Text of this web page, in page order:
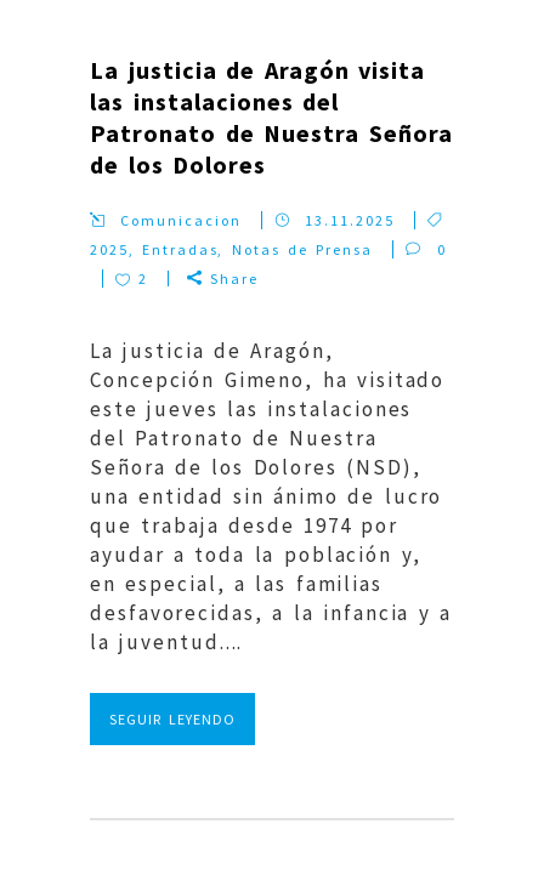
La justicia de Aragón visita
las instalaciones del
Patronato de Nuestra Señora
de los Dolores
Comunicacion
13.11.2025
2025,Entradas, Notas de Prensa
0
2
Share
La justicia de Aragón,
Concepción Gimeno, ha visitado
este jueves las instalaciones
del Patronato de Nuestra
Señora de los Dolores (NSD),
una entidad sin ánimo de lucro
que trabaja desde 1974 por
ayudar a toda la población y,
en especial, a las familias
desfavorecidas, a la infancia y a
la juventud....
SEGUIR LEYENDO